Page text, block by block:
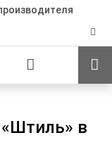
в